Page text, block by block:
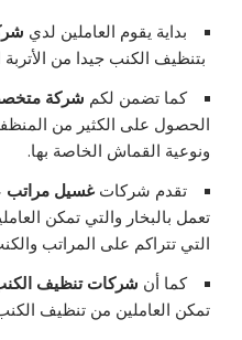
بداية يقوم العاملين لدي
بتنظيف الكنب جيدا من الأتربة
كما تضمن لكم شركة
الحصول على الكثير من
ونوعية القماش الخاصة بها.
تقدم شركاتغسيل مراتب
تعمل بالبخار والتي تمكن
التي تتراكم على المراتب
كما أن شركات تنظيف
تمكن العاملين من تنظيف